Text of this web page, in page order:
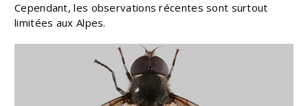
Cependant, les observations récentes sont surtout
limitées aux Alpes.